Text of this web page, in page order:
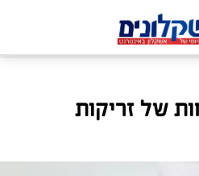
של זריקות